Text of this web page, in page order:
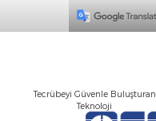
Tecrübeyi Güvenle Buluşturan
Teknoloji